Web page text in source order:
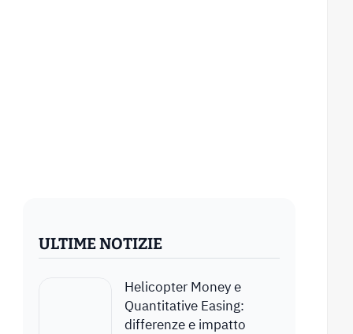
ULTIME NOTIZIE
Helicopter Money e
Quantitative Easing:
differenze e impatto